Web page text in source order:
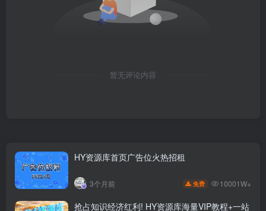
暂无评论内容
HY资源库首页广告位火热招租
3个月前 免费 10001W+
抢占知识经济红利! HY资源库海量VIP教程+一站